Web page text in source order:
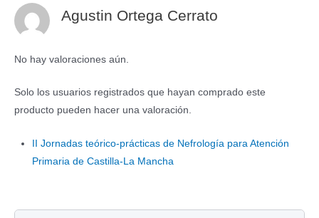
Agustin Ortega Cerrato
No hay valoraciones aún.
Solo los usuarios registrados que hayan comprado este
producto pueden hacer una valoración.
II Jornadas teórico-prácticas de Nefrología para Atención
Primaria de Castilla-La Mancha